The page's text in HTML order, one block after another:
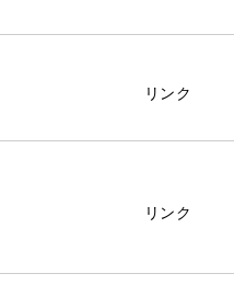
リンク
リンク